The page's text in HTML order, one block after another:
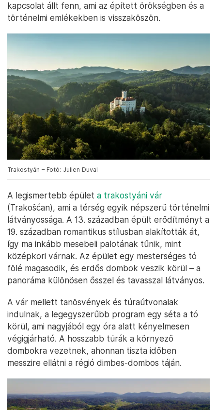
kapcsolat állt fenn, ami az épített örökségben és a
történelmi emlékekben is visszaköszön.
Trakostyán – Fotó: Julien Duval
A legismertebb épület a trakostyáni vár
(Trakošćan), ami a térség egyik népszerű történelmi
látványossága. A 13. században épült erődítményt a
19. században romantikus stílusban alakították át,
így ma inkább mesebeli palotának tűnik, mint
középkori várnak. Az épület egy mesterséges tó
fölé magasodik, és erdős dombok veszik körül – a
panoráma különösen ősszel és tavasszal látványos.
A vár mellett tanösvények és túraútvonalak
indulnak, a legegyszerűbb program egy séta a tó
körül, ami nagyjából egy óra alatt kényelmesen
végigjárható. A hosszabb túrák a környező
dombokra vezetnek, ahonnan tiszta időben
messzire ellátni a régió dimbes-dombos táján.